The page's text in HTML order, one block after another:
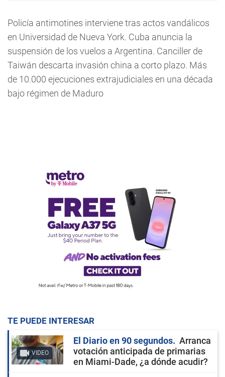
Policía antimotines interviene tras actos vandálicos
en Universidad de Nueva York. Cuba anuncia la
suspensión de los vuelos a Argentina. Canciller de
Taiwán descarta invasión china a corto plazo. Más
de 10.000 ejecuciones extrajudiciales en una década
bajo régimen de Maduro
TE PUEDE INTERESAR
VIDEO
El Diario en 90 segundos
Arranca
votación anticipada de primarias
en Miami-Dade, ¿a dónde acudir?